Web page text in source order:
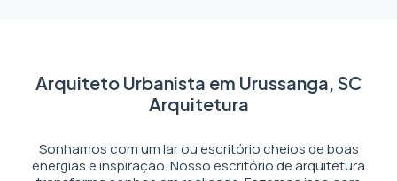
Arquiteto Urbanista em Urussanga, SC
Arquitetura
Sonhamos com um lar ou escritório cheios de boas
energias e inspiração. Nosso escritório de arquitetura